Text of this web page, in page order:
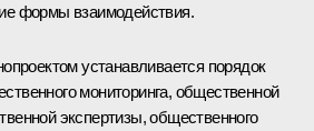
формы взаимодействия.
устанавливается порядок
мониторинга, общественной
экспертизы, общественного